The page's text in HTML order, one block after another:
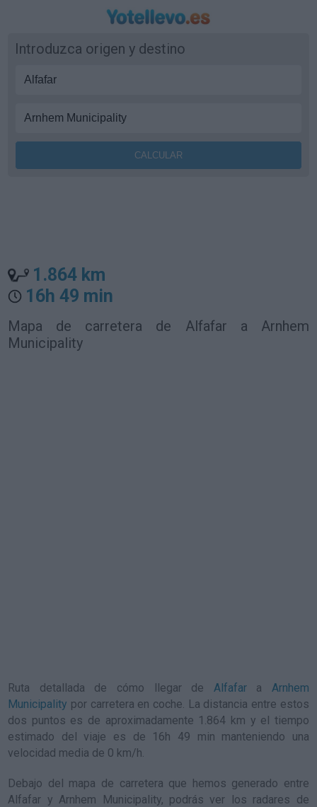
Introduzca origen y destino
1.864 km
16h 49 min
Mapa de carretera de Alfafar a Arnhem
Municipality
Ruta detallada de cómo llegar de Alfafara Arnhem
Municipality por carretera en coche. La distancia entre estos
dos puntos es de aproximadamente 1.864 km y el tiempo
estimado del viaje es de 16h 49 min manteniendo una
velocidad media de 0 km/h.
Debajo del mapa de carretera que hemos generado entre
Alfafar y Arnhem Municipality, podrás ver los radares de